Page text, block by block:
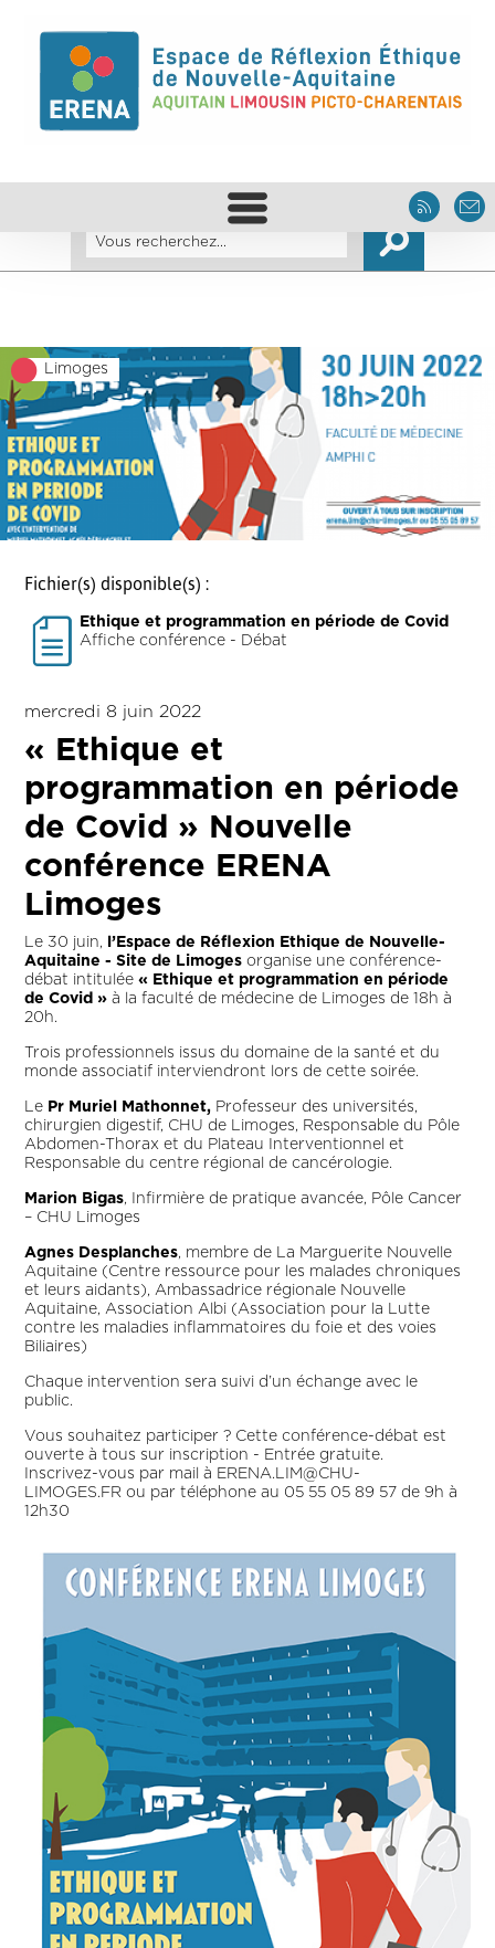
Limoges
Fichier(s) disponible(s) :
Ethique et programmation en période de Covid
Affiche conférence - Débat
mercredi 8 juin 2022
« Ethique et
programmation en période
de Covid » Nouvelle
conférence ERENA
Limoges
Le 30 juin,
l’Espace de Réflexion Ethique de Nouvelle-
Aquitaine - Site de Limoges organise une conférence-
débat intitulée« Ethique et programmation en période
de Covid » à la faculté de médecine de Limoges de 18h à
20h.
Trois professionnels issus du domaine de la santé et du
monde associatif interviendront lors de cette soirée.
Le Pr Muriel Mathonnet, Professeur des universités,
chirurgien digestif, CHU de Limoges, Responsable du Pôle
Abdomen-Thorax et du Plateau Interventionnel et
Responsable du centre régional de cancérologie.
Marion Bigas, Infirmière de pratique avancée, Pôle Cancer
– CHU Limoges
Agnes Desplanches, membre de La Marguerite Nouvelle
Aquitaine (Centre ressource pour les malades chroniques
et leurs aidants), Ambassadrice régionale Nouvelle
Aquitaine, Association Albi (Association pour la Lutte
contre les maladies inflammatoires du foie et des voies
Biliaires)
Chaque intervention sera suivi d’un échange avec le
public.
Vous souhaitez participer ? Cette conférence-débat est
ouverte à tous sur inscription - Entrée gratuite.
Inscrivez-vous par mail à ERENA.LIM@CHU-
LIMOGES.FR ou par téléphone au 05 55 05 89 57 de 9h à
12h30